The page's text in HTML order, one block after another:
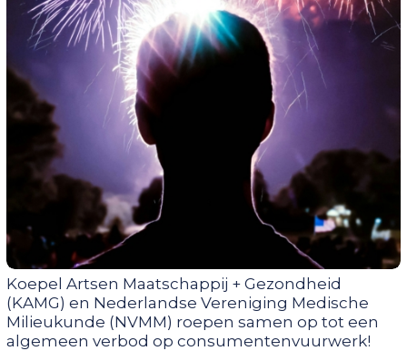
Koepel Artsen Maatschappij + Gezondheid
(KAMG) en Nederlandse Vereniging Medische
Milieukunde (NVMM) roepen samen op tot een
algemeen verbod op consumentenvuurwerk!